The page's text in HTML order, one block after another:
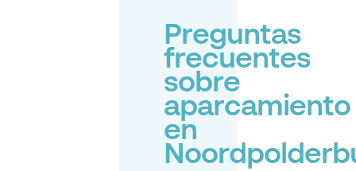
Preguntas
frecuentes
sobre
aparcamiento
en